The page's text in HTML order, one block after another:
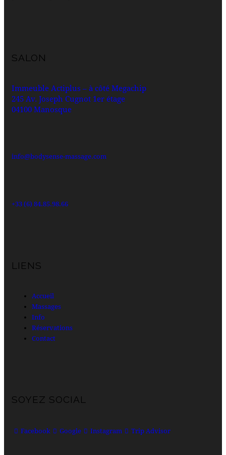
SALON
Immeuble Actiplus – à côté Megachip
245 Av. Joseph Cugnot 1er étage
04100 Manosque
info@bodysense-massage.com
+33 (6) 84.85.98.66
LIENS
Accueil
Massages
Info
Réservations
Contact
SOYEZ SOCIAL
Facebook Google Instagram Trip Advisor